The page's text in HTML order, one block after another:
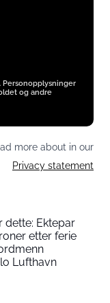
og andre
more about in our
Privacy statement
Ektepar
etter ferie
Lufthavn